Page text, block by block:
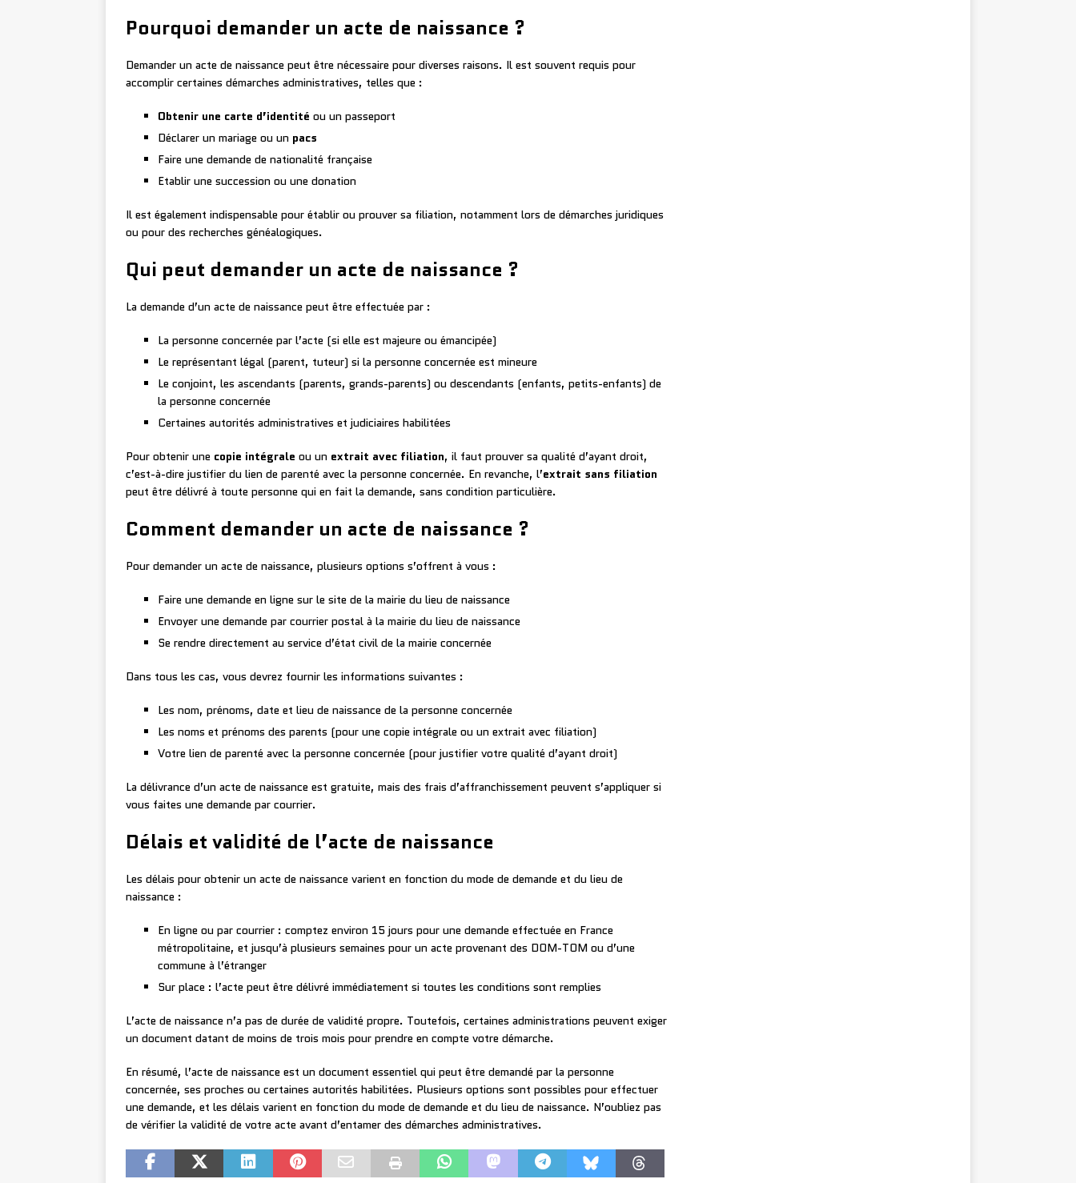
Pourquoi demander un acte de naissance ?
Demander un acte de naissance peut être nécessaire pour diverses raisons. Il est souvent requis pour
accomplir certaines démarches administratives, telles que :
Obtenir une carte d’identité ou un passeport
Déclarer un mariage ou un pacs
Faire une demande de nationalité française
Etablir une succession ou une donation
Il est également indispensable pour établir ou prouver sa filiation, notamment lors de démarches juridiques
ou pour des recherches généalogiques.
Qui peut demander un acte de naissance ?
La demande d’un acte de naissance peut être effectuée par :
La personne concernée par l’acte (si elle est majeure ou émancipée)
Le représentant légal (parent, tuteur) si la personne concernée est mineure
Le conjoint, les ascendants (parents, grands-parents) ou descendants (enfants, petits-enfants) de
la personne concernée
Certaines autorités administratives et judiciaires habilitées
Pour obtenir une copie intégrale ou un extrait avec filiation, il faut prouver sa qualité d’ayant droit,
c’est-à-dire justifier du lien de parenté avec la personne concernée. En revanche, l’extrait sans filiation
peut être délivré à toute personne qui en fait la demande, sans condition particulière.
Comment demander un acte de naissance ?
Pour demander un acte de naissance, plusieurs options s’offrent à vous :
Faire une demande en ligne sur le site de la mairie du lieu de naissance
Envoyer une demande par courrier postal à la mairie du lieu de naissance
Se rendre directement au service d’état civil de la mairie concernée
Dans tous les cas, vous devrez fournir les informations suivantes :
Les nom, prénoms, date et lieu de naissance de la personne concernée
Les noms et prénoms des parents (pour une copie intégrale ou un extrait avec filiation)
Votre lien de parenté avec la personne concernée (pour justifier votre qualité d’ayant droit)
La délivrance d’un acte de naissance est gratuite, mais des frais d’affranchissement peuvent s’appliquer si
vous faites une demande par courrier.
Délais et validité de l’acte de naissance
Les délais pour obtenir un acte de naissance varient en fonction du mode de demande et du lieu de
naissance :
En ligne ou par courrier : comptez environ 15 jours pour une demande effectuée en France
métropolitaine, et jusqu’à plusieurs semaines pour un acte provenant des DOM-TOM ou d’une
commune à l’étranger
Sur place : l’acte peut être délivré immédiatement si toutes les conditions sont remplies
L’acte de naissance n’a pas de durée de validité propre. Toutefois, certaines administrations peuvent exiger
un document datant de moins de trois mois pour prendre en compte votre démarche.
En résumé, l’acte de naissance est un document essentiel qui peut être demandé par la personne
concernée, ses proches ou certaines autorités habilitées. Plusieurs options sont possibles pour effectuer
une demande, et les délais varient en fonction du mode de demande et du lieu de naissance. N’oubliez pas
de vérifier la validité de votre acte avant d’entamer des démarches administratives.